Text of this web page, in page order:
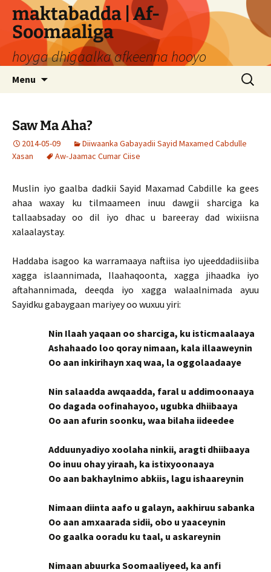
Skip
content
maktabadda | Af-
Soomaaliga
hoyga dhigaalka afkeenna hooyo
Menu
Search
for:
Saw Ma Aha?
2014-05-09
Diiwaanka Gabayadii Sayid Maxamed Cabdulle
Xasan
Aw-Jaamac Cumar Ciise
Muslin iyo gaalba dadkii Sayid Maxamad Cabdille ka gees
ahaa waxay ku tilmaameen inuu dawgii sharciga ka
tallaabsaday oo dil iyo dhac u bareeray dad wixiisna
xalaalaystay.
Haddaba isagoo ka warramaaya naftiisa iyo ujeeddadiisiiba
xagga islaannimada, Ilaahaqoonta, xagga jihaadka iyo
aftahannimada, deeqda iyo xagga walaalnimada ayuu
Sayidku gabaygaan mariyey oo wuxuu yiri:
Nin Ilaah yaqaan oo sharciga, ku isticmaalaaya
Ashahaado loo qoray nimaan, kala illaaweynin
Oo aan inkirihayn xaq waa, la oggolaadaaye
Nin salaadda awqaadda, faral u addimoonaaya
Oo dagada oofinahayoo, ugubka dhiibaaya
Oo aan afurin soonku, waa bilaha iideedee
Adduunyadiyo xoolaha ninkii, aragti dhiibaaya
Oo inuu ohay yiraah, ka istixyoonaaya
Oo aan bakhaylnimo abkiis, lagu ishaareynin
Nimaan diinta aafo u galayn, aakhiruu sabanka
Oo aan amxaarada sidii, obo u yaaceynin
Oo gaalka ooradu ku taal, u askareynin
Nimaan abuurka Soomaaliyeed, ka anfi